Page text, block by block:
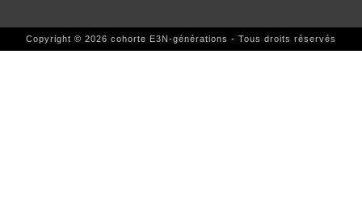
Copyright © 2026 cohorte E3N-générations - Tous droits réservés